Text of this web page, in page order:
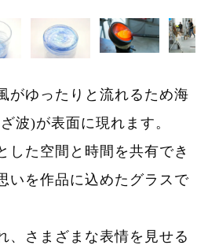
がゆったりと流れるため海
波)が表面に現れます。
した空間と時間を共有でき
いを作品に込めたグラスで
、さまざまな表情を見せる